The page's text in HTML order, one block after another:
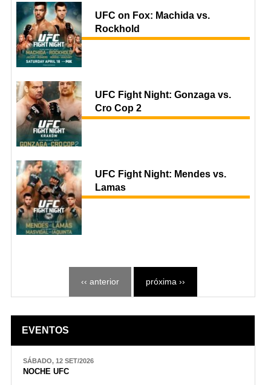
UFC on Fox: Machida vs.
Rockhold
UFC Fight Night: Gonzaga vs.
Cro Cop 2
UFC Fight Night: Mendes vs.
Lamas
‹‹ anterior próxima ››
EVENTOS
SÁBADO, 12 SET/2026
NOCHE UFC